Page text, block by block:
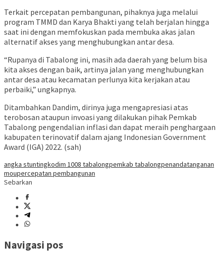
Terkait percepatan pembangunan, pihaknya juga melalui
program TMMD dan Karya Bhakti yang telah berjalan hingga
saat ini dengan memfokuskan pada membuka akas jalan
alternatif akses yang menghubungkan antar desa.
“Rupanya di Tabalong ini, masih ada daerah yang belum bisa
kita akses dengan baik, artinya jalan yang menghubungkan
antar desa atau kecamatan perlunya kita kerjakan atau
perbaiki,” ungkapnya.
Ditambahkan Dandim, dirinya juga mengapresiasi atas
terobosan ataupun invoasi yang dilakukan pihak Pemkab
Tabalong pengendalian inflasi dan dapat meraih penghargaan
kabupaten terinovatif dalam ajang Indonesian Government
Award (IGA) 2022. (sah)
angka stuntingkodim 1008 tabalongpemkab tabalongpenandatanganan
moupercepatan pembangunan
Sebarkan
Navigasi pos